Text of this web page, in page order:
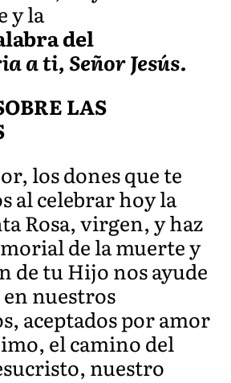
y la
del
a ti, Señor Jesús.
LAS
los dones que te
al celebrar hoy la
Rosa, virgen, y haz
de la muerte y
de tu Hijo nos ayude
nuestros
aceptados por amor
el camino del
nuestro